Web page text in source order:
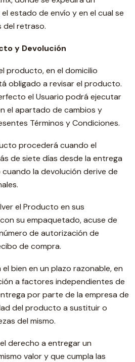
estado de envío y en el cual se
del retraso.
y Devolución
producto, en el domicilio
obligado a revisar el producto.
el Usuario podrá ejecutar
el apartado de cambios y
Términos y Condiciones.
procederá cuando el
de siete días desde la entrega
la devolución derive de
el Producto en sus
su empaquetado, acuse de
de autorización de
de compra.
bien en un plazo razonable, en
a factores independientes de
por parte de la empresa de
del producto a sustituir o
del mismo.
derecho a entregar un
valor y que cumpla las